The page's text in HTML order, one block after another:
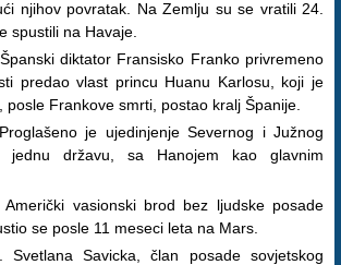
njihov povratak. Na Zemlju su se vratili 24.
spustili na Havaje.
diktator Fransisko Franko privremeno
predao vlast princu Huanu Karlosu, koji je
posle Frankove smrti, postao kralj Španije.
je ujedinjenje Severnog i Južnog
jednu državu, sa Hanojem kao glavnim
vasionski brod bez ljudske posade
se posle 11 meseci leta na Mars.
Savicka, član posade sovjetskog